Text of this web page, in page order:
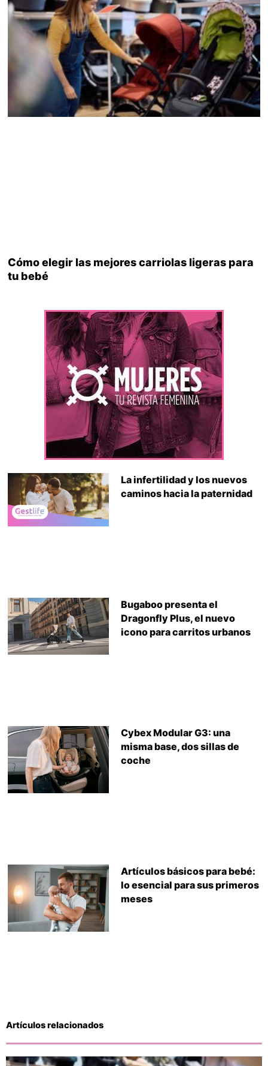
Cómo elegir las mejores carriolas ligeras para
tu bebé
La infertilidad y los nuevos
caminos hacia la paternidad
Bugaboo presenta el
Dragonfly Plus, el nuevo
icono para carritos urbanos
Cybex Modular G3: una
misma base, dos sillas de
coche
Artículos básicos para bebé:
lo esencial para sus primeros
meses
Artículos relacionados